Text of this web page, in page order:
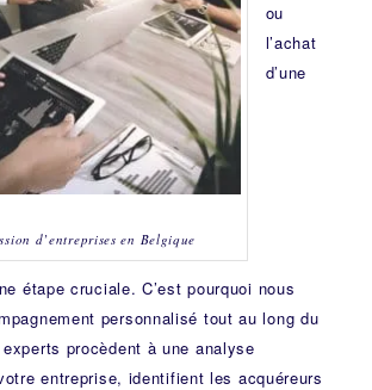
d’entreprises en Belgique
ou
l’achat
d’une
étape cruciale. C’est pourquoi nous
personnalisé tout au long du
procèdent à une analyse
entreprise, identifient les acquéreurs